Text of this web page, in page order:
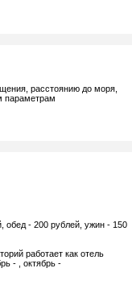
расстоянию до моря,
параметрам
обед - 200 рублей, ужин - 150
работает как отель
- , октябрь -